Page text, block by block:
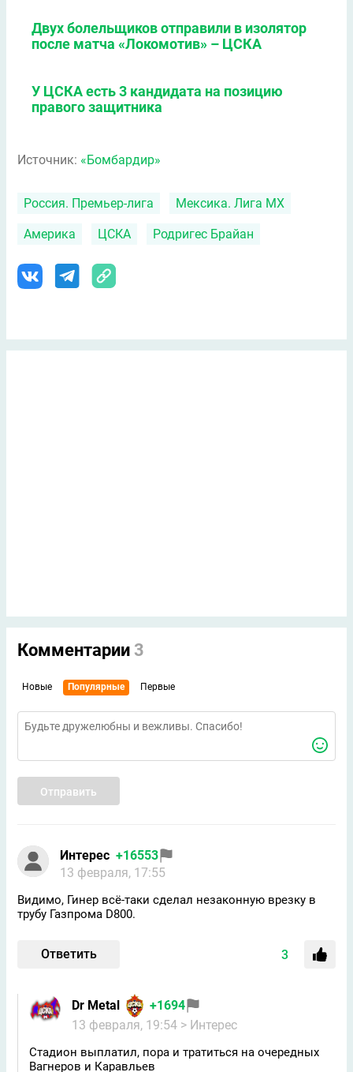
Двух болельщиков отправили в изолятор
после матча «Локомотив» – ЦСКА
У ЦСКА есть 3 кандидата на позицию
правого защитника
Источник: «Бомбардир»
Россия. Премьер-лига Мексика. Лига МХ
Америка ЦСКА Родригес Брайан
Комментарии 3
Новые Популярные Первые
Отправить
Интерес +16553
13 февраля, 17:55
Видимо, Гинер всё-таки сделал незаконную врезку в
трубу Газпрома D800.
Ответить 3
Dr Metal
+1694
13 февраля, 19:54 > Интерес
Стадион выплатил, пора и тратиться на очередных
Вагнеров и Каравльев